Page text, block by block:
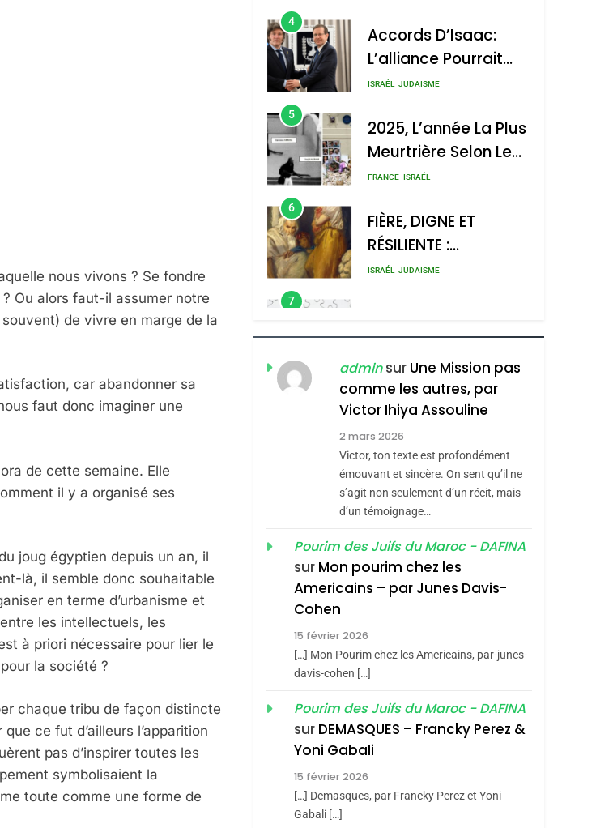
nous vivons ? Se fondre
Ou alors faut-il assumer notre
de vivre en marge de la
car abandonner sa
faut donc imaginer une
de cette semaine. Elle
il y a organisé ses
joug égyptien depuis un an, il
là, il semble donc souhaitable
en terme d’urbanisme et
les intellectuels, les
à priori nécessaire pour lier le
la société ?
chaque tribu de façon distincte
ce fut d’ailleurs l’apparition
pas d’inspirer toutes les
symbolisaient la
toute comme une forme de
4
Accords D’Isaac:
L’alliance Pourrait
S’étendre À 13 Pays
ISRAÉL JUDAISME
5
2025, L’année La Plus
Meurtrière Selon Le
Rapport D’ADL
L’antisémitisme
FRANCE ISRAÉL
6
FIÈRE, DIGNE ET
RÉSILIENTE :
POURQUOI JE
Zrihen-Dvir
ISRAÉL JUDAISME
7
MANQUE – Jacques
Hadida
JUDAISME
Maroc : Les Amandes
De Tafraout, Le Miel
De Tadla Azilal
Consacrés Produits
Du Terroir
DAFINA MAROC
Oeil Ravageur –
Vanessa De Loya
Stauber
CINEMA ISRAÉL
«Tu Dis Génocide, Je
Boy George
3
SOUVENIRS
4
Accords D’Isaac:
S’étendre À 13 Pays
adminsur Une Mission pas
comme les autres, par
Victor Ihiya Assouline
2 mars 2026
Victor, ton texte est profondément
émouvant et sincère. On sent qu’il ne
s’agit non seulement d’un récit, mais
d’un témoignage…
Pourim des Juifs du Maroc - DAFINA
sur Mon pourim chez les
Americains – par Junes Davis-
Cohen
15 février 2026
[…] Mon Pourim chez les Americains, par-junes-
davis-cohen […]
Pourim des Juifs du Maroc - DAFINA
sur DEMASQUES – Francky Perez &
Yoni Gabali
15 février 2026
[…] Demasques, par Francky Perez et Yoni
Gabali […]
Rapport D’ADL Contre L’antisémitisme